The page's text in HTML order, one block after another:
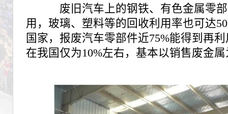
废旧汽车上的钢铁、有色金属零
用，玻璃、塑料等的回收利用率也可达
国家，报废汽车零部件近75%能得到再
在我国仅为10%左右，基本以销售废金